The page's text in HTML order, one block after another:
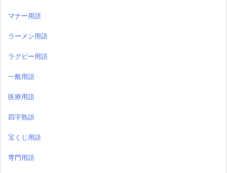
マナー用語
ラーメン用語
ラグビー用語
一般用語
医療用語
四字熟語
宝くじ用語
専門用語